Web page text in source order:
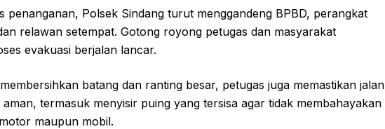
penanganan, Polsek Sindang turut menggandeng BPBD, perangkat
relawan setempat. Gotong royong petugas dan masyarakat
evakuasi berjalan lancar.
batang dan ranting besar, petugas juga memastikan jalan
termasuk menyisir puing yang tersisa agar tidak membahayakan
maupun mobil.